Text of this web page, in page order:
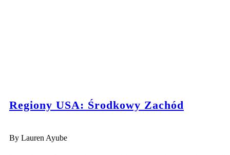
Regiony USA: Środkowy Zachód
By Lauren Ayube